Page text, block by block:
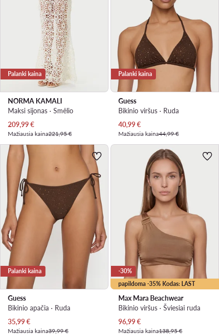
Palanki kaina
NORMA KAMALI
Maksi sijonas · Smėlio
Dabartinė kaina
209,99€
Mažiausia kaina221,95 €
Palanki kaina
Guess
Bikinio viršus · Ruda
Dabartinė kaina
40,99€
Mažiausia kaina44,99 €
Palanki kaina
Guess
Bikinio apačia · Ruda
Dabartinė kaina
35,99€
Mažiausia kaina39,99 €
papildoma -35% Kodas: LAST
-30%
Max Mara Beachwear
Bikinio viršus · Šviesiai ruda
Dabartinė kaina
96,99€
Mažiausia kaina138,95 €